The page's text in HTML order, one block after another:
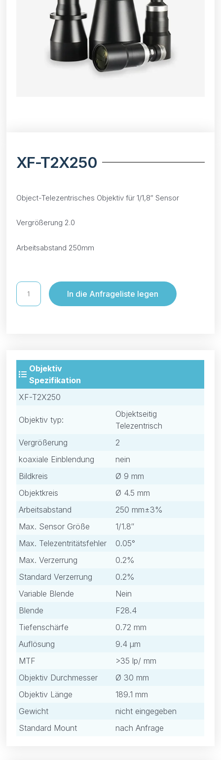
XF-T2X250
Object-Telezentrisches Objektiv für 1/1,8″ Sensor
Vergrößerung 2.0
Arbeitsabstand 250mm
In die Anfrageliste legen
Objektiv
Spezifikation
XF-T2X250
Objektiv typ:
Objektseitig
Telezentrisch
Vergrößerung
2
koaxiale Einblendung
nein
Bildkreis
Ø 9 mm
Objektkreis
Ø 4.5 mm
Arbeitsabstand
250 mm±3%
Max. Sensor Größe
1/1.8″
Max. Telezentritätsfehler
0.05°
Max. Verzerrung
0.2%
Standard Verzerrung
0.2%
Variable Blende
Nein
Blende
F28.4
Tiefenschärfe
0.72 mm
Auflösung
9.4 μm
MTF
>35 lp/ mm
Objektiv Durchmesser
Ø 30 mm
Objektiv Länge
189.1 mm
Gewicht
nicht eingegeben
Standard Mount
nach Anfrage